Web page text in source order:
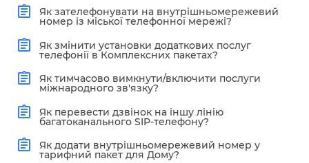
Як зателефонувати на внутрішньомережевий
номер із міської телефонної мережі?
Як змінити установки додаткових послуг
телефонії в Комплексних пакетах?
Як тимчасово вимкнути/включити послуги
міжнародного зв'язку?
Як перевести дзвінок на іншу лінію
багатоканального SIP-телефону?
Як додати внутрішньомережевий номер у
тарифний пакет для Дому?